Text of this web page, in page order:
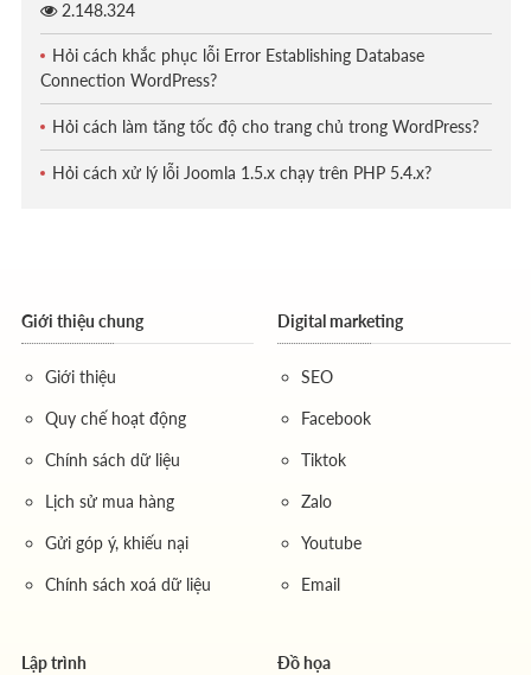
2.148.324
Hỏi cách khắc phục lỗi Error Establishing Database
Connection WordPress?
Hỏi cách làm tăng tốc độ cho trang chủ trong WordPress?
Hỏi cách xử lý lỗi Joomla 1.5.x chạy trên PHP 5.4.x?
Giới thiệu chung
Giới thiệu
Quy chế hoạt động
Chính sách dữ liệu
Lịch sử mua hàng
Gửi góp ý, khiếu nại
Chính sách xoá dữ liệu
Digital marketing
SEO
Facebook
Tiktok
Zalo
Youtube
Email
Lập trình Đồ họa